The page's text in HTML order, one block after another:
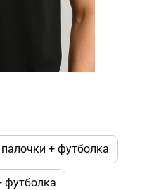
+ футболка
футболка